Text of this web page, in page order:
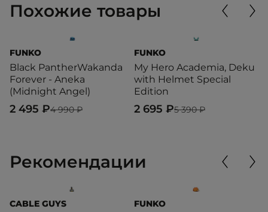
Похожие товары
FUNKO
Black PantherWakanda
Forever - Aneka
(Midnight Angel)
4 990 ₽
2 495 ₽
FUNKO
My Hero Academia, Deku
with Helmet Special
Edition
5 390 ₽
2 695 ₽
Рекомендации
CABLE GUYS FUNKO